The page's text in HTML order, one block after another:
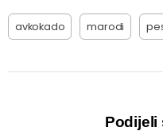
avkokado marodi
Podijeli